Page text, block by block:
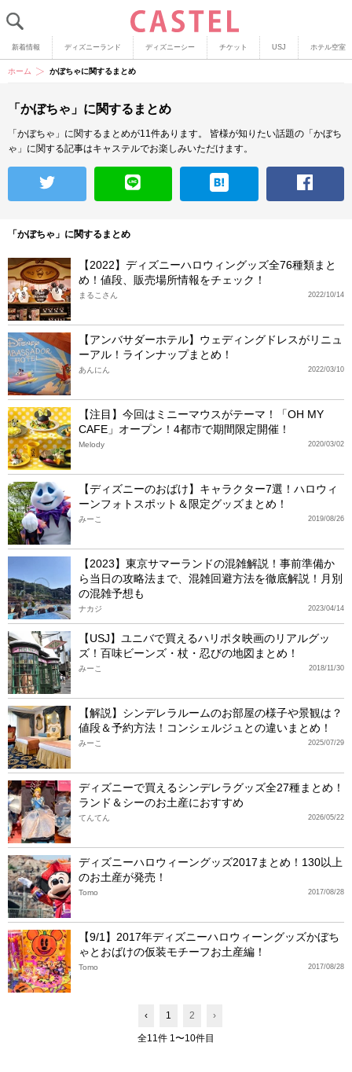
新着情報 ディズニーランド ディズニーシー チケット USJ ホテル空室
ホーム かぼちゃに関するまとめ
「かぼちゃ」に関するまとめ
「かぼちゃ」に関するまとめが11件あります。
皆様が知りたい話題の「かぼち
ゃ」に関する記事はキャステルでお楽しみいただけます。
「かぼちゃ」に関するまとめ
【2022】ディズニーハロウィングッズ全76種類まと
め！値段、販売場所情報をチェック！
2022/10/14
まるこさん
【アンバサダーホテル】ウェディングドレスがリニュ
ーアル！ラインナップまとめ！
2022/03/10
あんにん
【注目】今回はミニーマウスがテーマ！「OH MY
CAFE」オープン！4都市で期間限定開催！
2020/03/02
Melody
【ディズニーのおばけ】キャラクター7選！ハロウィ
ーンフォトスポット＆限定グッズまとめ！
2019/08/26
みーこ
【2023】東京サマーランドの混雑解説！事前準備か
ら当日の攻略法まで、混雑回避方法を徹底解説！月別
の混雑予想も
2023/04/14
ナカジ
【USJ】ユニバで買えるハリポタ映画のリアルグッ
ズ！百味ビーンズ・杖・忍びの地図まとめ！
2018/11/30
みーこ
【解説】シンデレラルームのお部屋の様子や景観は？
値段＆予約方法！コンシェルジュとの違いまとめ！
2025/07/29
みーこ
ディズニーで買えるシンデレラグッズ全27種まとめ！
ランド＆シーのお土産におすすめ
2026/05/22
てんてん
ディズニーハロウィーングッズ2017まとめ！130以上
のお土産が発売！
2017/08/28
Tomo
【9/1】2017年ディズニーハロウィーングッズかぼち
ゃとおばけの仮装モチーフお土産編！
2017/08/28
Tomo
‹ 1 2 ›
全11件 1〜10件目